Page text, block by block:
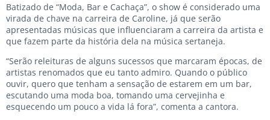
Batizado de “Moda, Bar e Cachaça”, o show é considerado uma
virada de chave na carreira de Caroline, já que serão
apresentadas músicas que influenciaram a carreira da artista e
que fazem parte da história dela na música sertaneja.
“Serão releituras de alguns sucessos que marcaram épocas, de
artistas renomados que eu tanto admiro. Quando o público
ouvir, quero que tenham a sensação de estarem em um bar,
escutando uma moda boa, tomando uma cervejinha e
esquecendo um pouco a vida lá fora”, comenta a cantora.